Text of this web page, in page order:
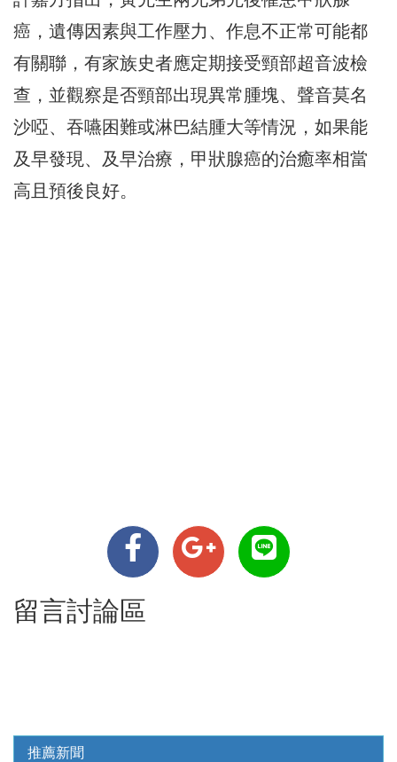
癌，遺傳因素與工作壓力、作息不正常可能都
有關聯，有家族史者應定期接受頸部超音波檢
查，並觀察是否頸部出現異常腫塊、聲音莫名
沙啞、吞嚥困難或淋巴結腫大等情況，如果能
及早發現、及早治療，甲狀腺癌的治癒率相當
高且預後良好。
留言討論區
推薦新聞